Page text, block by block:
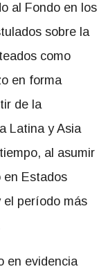
al Fondo en los
sobre la
como
en forma
de la
Latina y Asia
al asumir
en Estados
el período más
en evidencia